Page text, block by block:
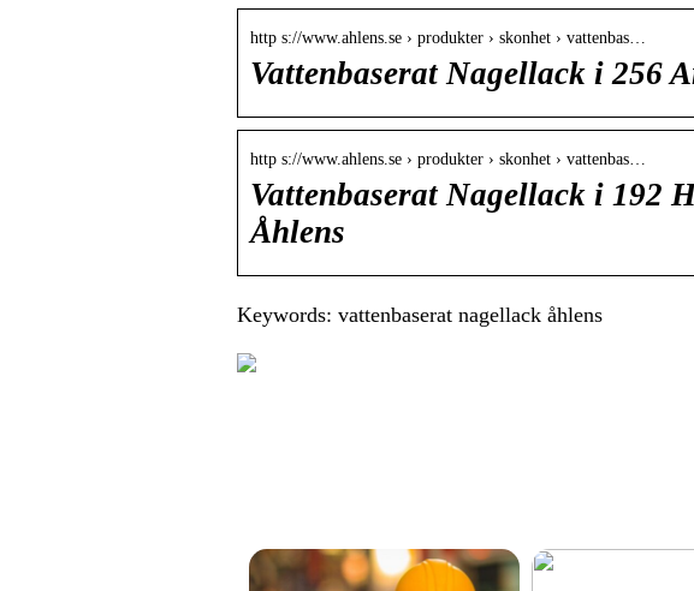
http s://www.ahlens.se › produkter › skonhet › vattenbas…
Vattenbaserat Nagellack i 256
http s://www.ahlens.se › produkter › skonhet › vattenbas…
Vattenbaserat Nagellack i 192
Åhlens
Keywords: vattenbaserat nagellack åhlens